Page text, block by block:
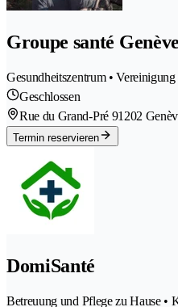
Groupe santé Genève
Gesundheitszentrum •
Geschlossen
Rue du Grand-Pré 91202
Termin reservieren
DomiSanté
Betreuung und Pflege zu Hause •